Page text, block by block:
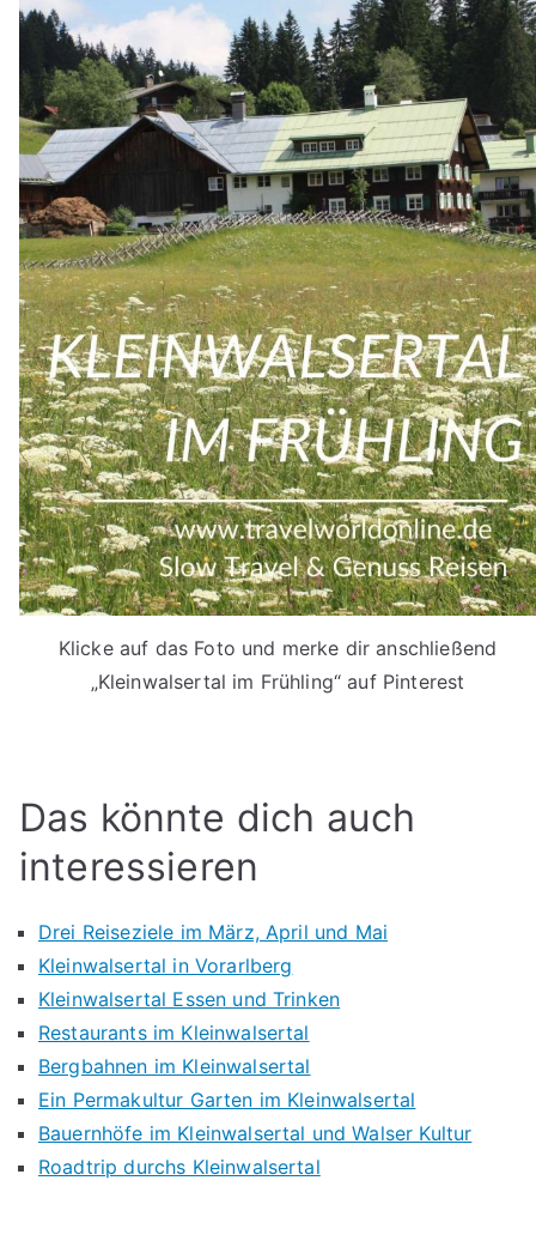
Klicke auf das Foto und merke dir anschließend
„Kleinwalsertal im Frühling“ auf Pinterest
Das könnte dich auch
interessieren
Drei Reiseziele im März, April und Mai
Kleinwalsertal in Vorarlberg
Kleinwalsertal Essen und Trinken
Restaurants im Kleinwalsertal
Bergbahnen im Kleinwalsertal
Ein Permakultur Garten im Kleinwalsertal
Bauernhöfe im Kleinwalsertal und Walser Kultur
Roadtrip durchs Kleinwalsertal